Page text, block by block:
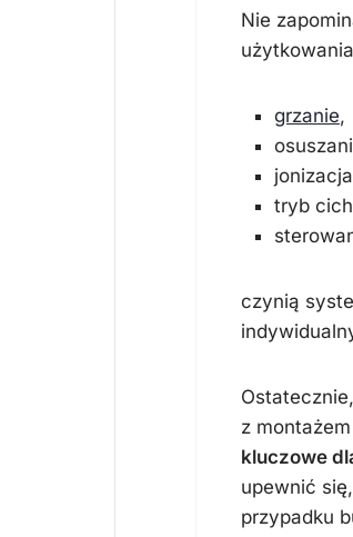
Nie
grzanie,
tryb
czynią
z
kluczowe
upewnić
przypadku